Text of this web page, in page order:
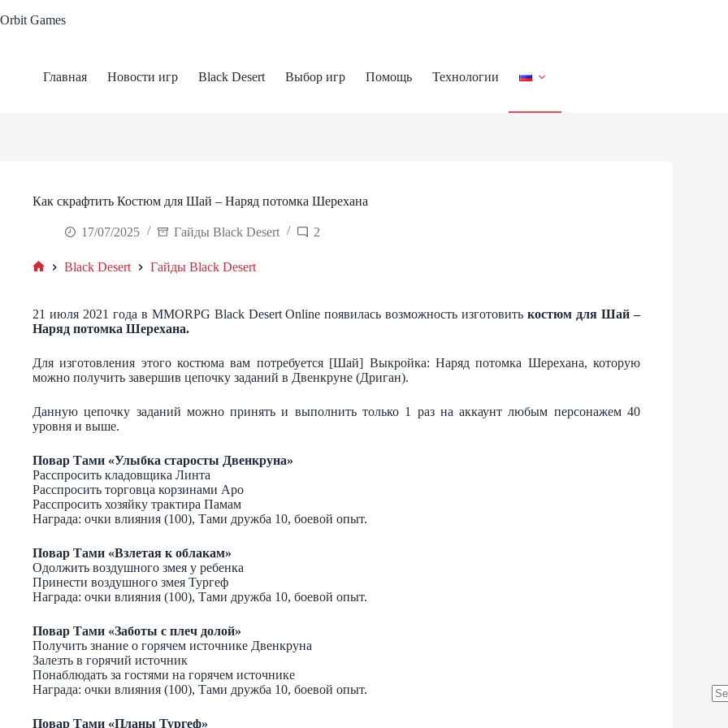
to
Orbit Games
Главная Новости игр Black Desert Выбор игр Помощь Технологии
Как скрафтить Костюм для Шай – Наряд потомка Шерехана
17/07/2025 Гайды Black Desert 2
Black Desert Гайды Black Desert
21 июля 2021 года в MMORPG Black Desert Online появилась возможность изготовитькостюм для Шай –
Наряд потомка Шерехана.
Для изготовления этого костюма вам потребуется [Шай] Выкройка: Наряд потомка Шерехана, которую
можно получить завершив цепочку заданий в Двенкруне (Дриган).
Данную цепочку заданий можно принять и выполнить только 1 раз на аккаунт любым персонажем 40
уровня и выше.
Повар Тами «Улыбка старосты Двенкруна»
Расспросить кладовщика Линта
Расспросить торговца корзинами Аро
Расспросить хозяйку трактира Памам
Награда: очки влияния (100), Тами дружба 10, боевой опыт.
Повар Тами «Взлетая к облакам»
Одолжить воздушного змея у ребенка
Принести воздушного змея Тургеф
Награда: очки влияния (100), Тами дружба 10, боевой опыт.
Повар Тами «Заботы с плеч долой»
Получить знание о горячем источнике Двенкруна
Залезть в горячий источник
Понаблюдать за гостями на горячем источнике
Награда: очки влияния (100), Тами дружба 10, боевой опыт.
Повар Тами «Планы Тургеф»